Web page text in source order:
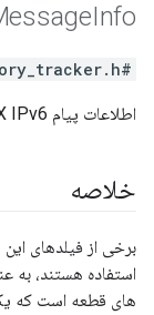
Info
#include <history_tracker.h>
اطلاعات پیام RX/TX IPv6 را نشان می دهد.
خلاصه
استفاده هستند، به
های قطعه است که